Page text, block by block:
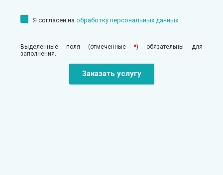
Я согласен на обработку персональных данных
Выделенные поля (отмеченные *) обязательны для
заполнения.